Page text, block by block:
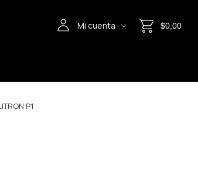
Mi cuenta $0,00
P1